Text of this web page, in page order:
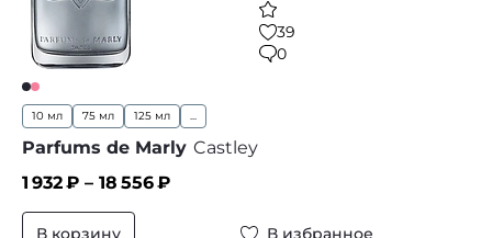
39
0
10 мл 75 мл 125 мл ...
Parfums de Marly Castley
1 932₽ – 18 556₽
В корзину В избранное